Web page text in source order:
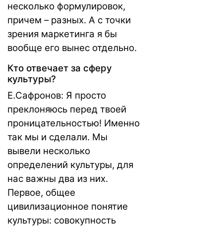
несколько формулировок,
причем – разных. А с точки
зрения маркетинга я бы
вообще его вынес отдельно.
Кто отвечает за сферу
культуры?
Е.Сафронов: Я просто
преклоняюсь перед твоей
проницательностью! Именно
так мы и сделали. Мы
вывели несколько
определений культуры, для
нас важны два из них.
Первое, общее
цивилизационное понятие
культуры: совокупность